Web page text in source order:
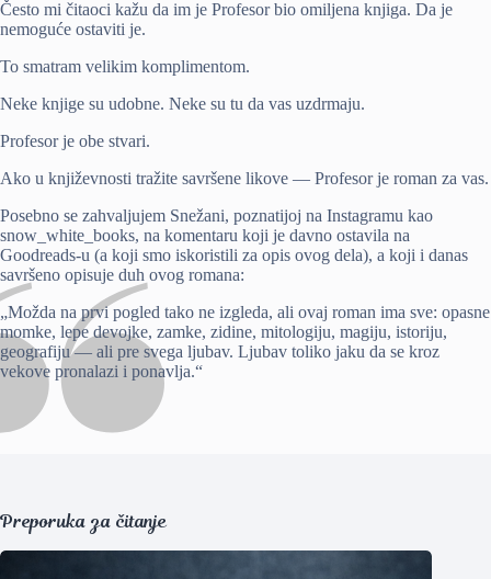
Često mi čitaoci kažu da im je Profesor bio omiljena knjiga. Da je
nemoguće ostaviti je.
To smatram velikim komplimentom.
Neke knjige su udobne. Neke su tu da vas uzdrmaju.
Profesor je obe stvari.
Ako u književnosti tražite savršene likove — Profesor je roman za vas.
Posebno se zahvaljujem Snežani, poznatijoj na Instagramu kao
snow_white_books, na komentaru koji je davno ostavila na
Goodreads-u (a koji smo iskoristili za opis ovog dela), a koji i danas
savršeno opisuje duh ovog romana:
„Možda na prvi pogled tako ne izgleda, ali ovaj roman ima sve: opasne
momke, lepe devojke, zamke, zidine, mitologiju, magiju, istoriju,
geografiju — ali pre svega ljubav. Ljubav toliko jaku da se kroz
vekove pronalazi i ponavlja.“
Preporuka za čitanje